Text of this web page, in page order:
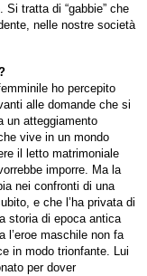
Si tratta di “gabbie” che
nelle nostre società
ho percepito
alle domande che si
un atteggiamento
vive in un mondo
il letto matrimoniale
imporre. Ma la
nei confronti di una
e che l’ha privata di
storia di epoca antica
l’eroe maschile non fa
in modo trionfante. Lui
per dover